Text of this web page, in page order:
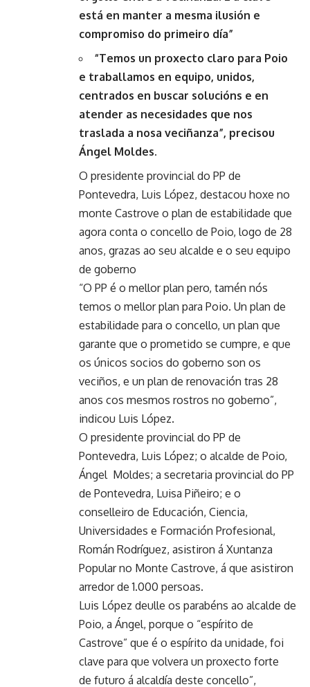
está en manter a mesma ilusión e
compromiso do primeiro día”
“Temos un proxecto claro para Poio
e traballamos en equipo, unidos,
centrados en buscar solucións e en
atender as necesidades que nos
traslada a nosa veciñanza”, precisou
Ángel Moldes.
O presidente provincial do PP de
Pontevedra, Luis López, destacou hoxe no
monte Castrove o plan de estabilidade que
agora conta o concello de Poio, logo de 28
anos, grazas ao seu alcalde e o seu equipo
de goberno
“O PP é o mellor plan pero, tamén nós
temos o mellor plan para Poio. Un plan de
estabilidade para o concello, un plan que
garante que o prometido se cumpre, e que
os únicos socios do goberno son os
veciños, e un plan de renovación tras 28
anos cos mesmos rostros no goberno”,
indicou Luis López.
O presidente provincial do PP de
Pontevedra, Luis López; o alcalde de Poio,
Ángel Moldes; a secretaria provincial do PP
de Pontevedra, Luisa Piñeiro; e o
conselleiro de Educación, Ciencia,
Universidades e Formación Profesional,
Román Rodríguez, asistiron á Xuntanza
Popular no Monte Castrove, á que asistiron
arredor de 1.000 persoas.
Luis López deulle os parabéns ao alcalde de
Poio, a Ángel, porque o “espírito de
Castrove” que é o espírito da unidade, foi
clave para que volvera un proxecto forte
de futuro á alcaldía deste concello”,